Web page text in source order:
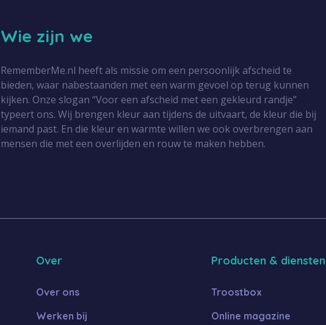
Wie zijn we
RememberMe.nl heeft als missie om een persoonlijk afscheid te
bieden, waar nabestaanden met een warm gevoel op terug kunnen
kijken. Onze slogan “Voor een afscheid met een gekleurd randje”
typeert ons. Wij brengen kleur aan tijdens de uitvaart, de kleur die bij
iemand past. En die kleur en warmte willen we ook overbrengen aan
mensen die met een overlijden en rouw te maken hebben.
Over
Over ons
Werken bij
Producten & diensten
Troostbox
Online magazine